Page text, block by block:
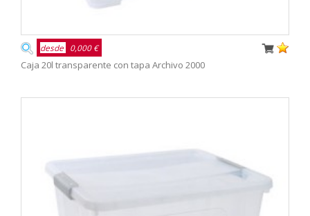
desde 0,000 €
Caja 20l transparente con tapa Archivo 2000